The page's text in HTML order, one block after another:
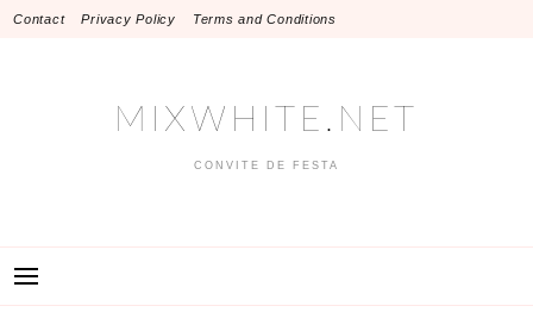
SkipContact Privacy Policy Terms and Conditions
MIXWHITE.NET
CONVITE DE FESTA